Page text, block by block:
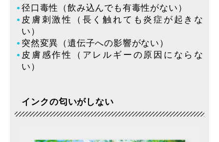
径口毒性（飲み込んでも有毒性がない）
皮膚刺激性（長く触れても炎症が起きな
い）
突然変異（遺伝子への影響がない）
皮膚感作性（アレルギーの原因にならな
い）
インクの匂いがしない